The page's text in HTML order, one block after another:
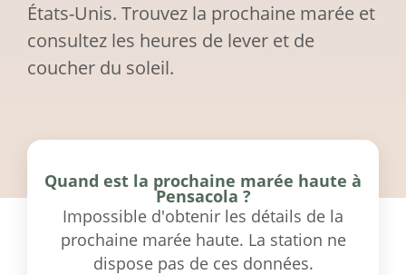
États-Unis. Trouvez la prochaine marée et
consultez les heures de lever et de
coucher du soleil.
Quand est la prochaine marée haute à
Pensacola ?
Impossible d'obtenir les détails de la
prochaine marée haute. La station ne
dispose pas de ces données.